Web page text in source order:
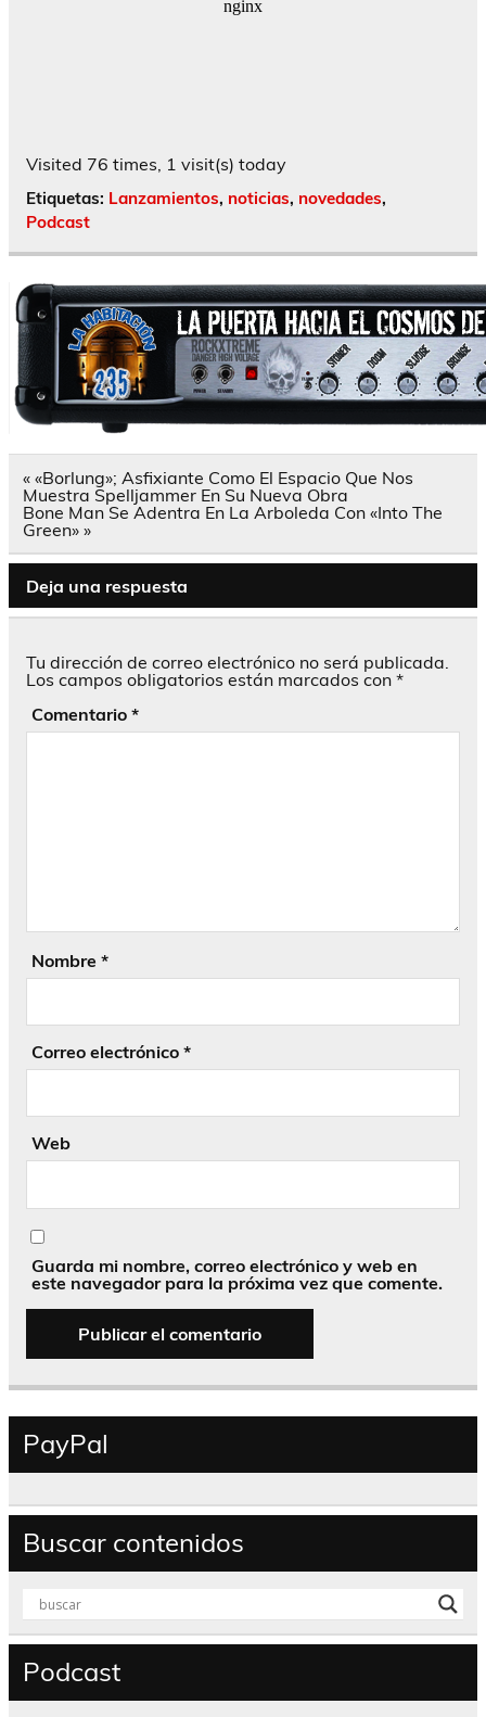
Visited 76 times, 1 visit(s) today
Etiquetas: Lanzamientos, noticias, novedades,
Podcast
Navegación
de
entradas
« «Borlung»; Asfixiante Como El Espacio Que Nos
Muestra Spelljammer En Su Nueva Obra
Bone Man Se Adentra En La Arboleda Con «Into The
Green» »
Deja una respuesta
Tu dirección de correo electrónico no será publicada.
Los campos obligatorios están marcados con *
Comentario *
Nombre *
Correo electrónico *
Web
Guarda mi nombre, correo electrónico y web en
este navegador para la próxima vez que comente.
PayPal
Buscar contenidos
Podcast